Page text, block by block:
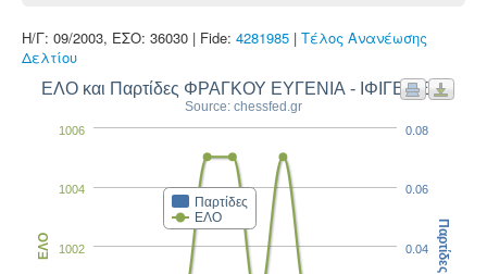
Η/Γ: 09/2003, ΕΣΟ: 36030 | Fide: 4281985 | Τέλος Ανανέωσης
Δελτίου
ΕΛΟ και Παρτίδες ΦΡΑΓΚΟΥ ΕΥΓΕΝΙΑ - ΙΦΙΓΕΝΕΙΑ
Source: chessfed.gr
Παρτίδες
ΕΛΟ
1002
1004
1006
ΕΛΟ 0.04
0.06
0.08
Παρτίδες